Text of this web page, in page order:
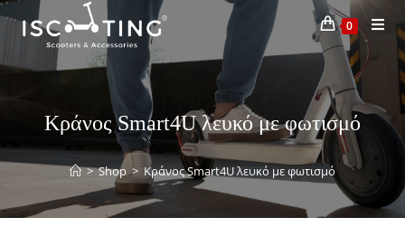
0
Κράνος Smart4U λευκό με φωτισμό
> Shop > Κράνος Smart4U λευκό με φωτισμό